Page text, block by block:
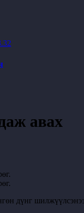
авах
дүнг